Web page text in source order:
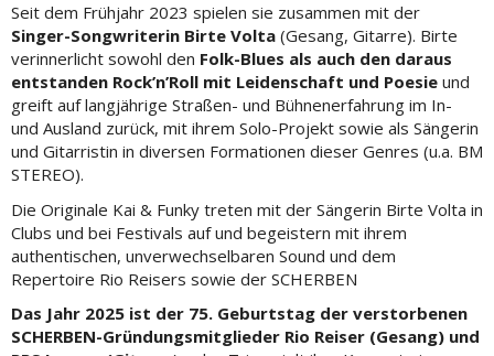
Seit dem Frühjahr 2023 spielen sie zusammen mit der
Singer-Songwriterin Birte Volta (Gesang, Gitarre). Birte
verinnerlicht sowohl den Folk-Blues als auch den daraus
entstanden Rock’n’Roll mit Leidenschaft und Poesie und
greift auf langjährige Straßen- und Bühnenerfahrung im In-
und Ausland zurück, mit ihrem Solo-Projekt sowie als Sängerin
und Gitarristin in diversen Formationen dieser Genres (u.a. BM
STEREO).
Die Originale Kai & Funky treten mit der Sängerin Birte Volta in
Clubs und bei Festivals auf und begeistern mit ihrem
authentischen, unverwechselbaren Sound und dem
Repertoire Rio Reisers sowie der SCHERBEN
Das Jahr 2025 ist der 75. Geburtstag der verstorbenen
SCHERBEN-Gründungsmitglieder Rio Reiser (Gesang) und